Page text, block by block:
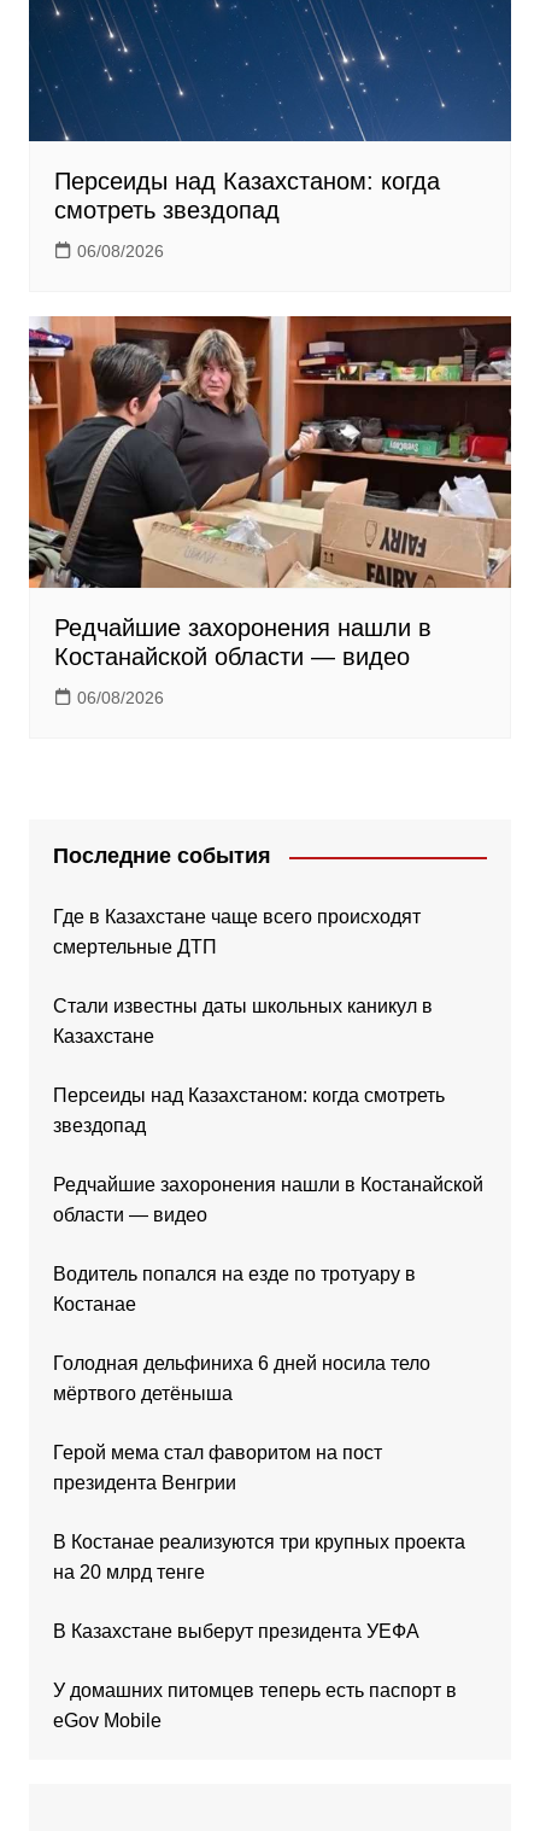
Персеиды над Казахстаном: когда
смотреть звездопад
06/08/2026
Редчайшие захоронения нашли в
Костанайской области — видео
06/08/2026
Последние события
Где в Казахстане чаще всего происходят
смертельные ДТП
Стали известны даты школьных каникул в
Казахстане
Персеиды над Казахстаном: когда смотреть
звездопад
Редчайшие захоронения нашли в Костанайской
области — видео
Водитель попался на езде по тротуару в
Костанае
Голодная дельфиниха 6 дней носила тело
мёртвого детёныша
Герой мема стал фаворитом на пост
президента Венгрии
В Костанае реализуются три крупных проекта
на 20 млрд тенге
В Казахстане выберут президента УЕФА
У домашних питомцев теперь есть паспорт в
eGov Mobile